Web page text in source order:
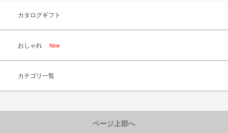
カタログギフト
おしゃれ New
カテゴリ一覧
ページ上部へ